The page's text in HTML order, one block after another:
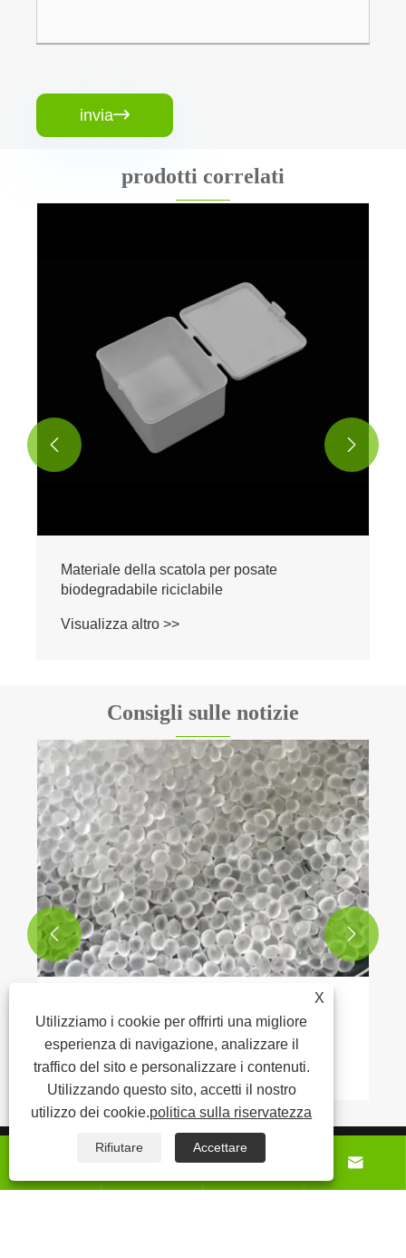
invia
prodotti correlati
Materiale della scatola per posate
biodegradabile riciclabile
Visualizza altro >>
 
Consigli sulle notizie
prime biodegradabili
Visualizza altro >>
 
Prodotti
 
X
Utilizziamo i cookie per offrirti una migliore
esperienza di navigazione, analizzare il
traffico del sito e personalizzare i contenuti.
Utilizzando questo sito, accetti il ​​nostro
utilizzo dei cookie.politica sulla riservatezza
Rifiutare Accettare